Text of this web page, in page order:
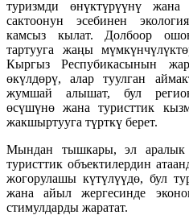
туризмди өнүктүрүүнү жана
сактоонун эсебинен
камсыз кылат. Долбоор
тартууга жаңы
Кыргыз Респубикасынын
өкүлдөрү, алар туулган
жумшай алышат, бул
өсүшүнө жана туристтик
жакшыртууга түрткү берет.
Мындан тышкары, эл аралык
туристтик объектилердин
жогорулашы күтүлүүдө, бул
жана айыл жергесинде
стимулдарды жаратат.